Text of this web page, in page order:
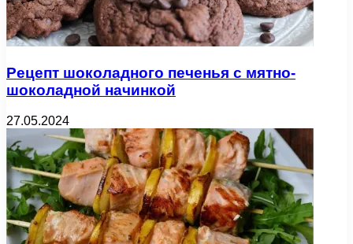
Рецепт шоколадного печенья с мятно-
шоколадной начинкой
27.05.2024